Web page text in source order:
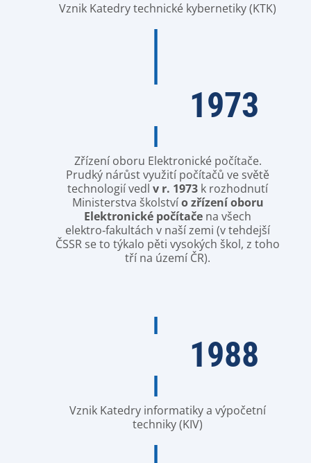
Vznik Katedry technické kybernetiky (KTK)
1973
Zřízení oboru Elektronické počítače.
Prudký nárůst využití počítačů ve světě
technologií vedl v r. 1973 k rozhodnutí
Ministerstva školstvío zřízení oboru
Elektronické počítače na všech
elektro‑fakultách v naší zemi (v tehdejší
ČSSR se to týkalo pěti vysokých škol, z toho
tří na území ČR).
1988
Vznik Katedry informatiky a výpočetní
techniky (KIV)